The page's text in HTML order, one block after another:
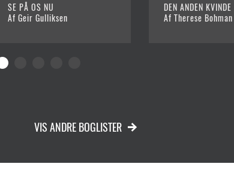
SE PÅ OS NU
Af Geir Gulliksen
DEN ANDEN KVINDE
Af Therese Bohman
VIS ANDRE BOGLISTER